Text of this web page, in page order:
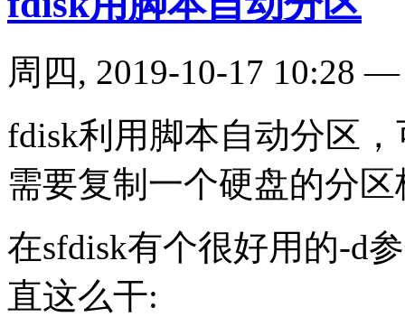
周四, 2019-10-17 10:28
fdisk利用脚本自动分区
需要复制一个硬盘的分
在sfdisk有个很好用的-d
直这么干: